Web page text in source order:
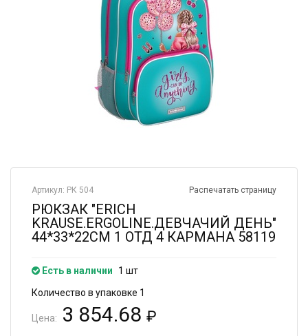
Распечатать страницу
Артикул: РК 504
РЮКЗАК "ERICH
KRAUSE.ERGOLINE.ДЕВЧАЧИЙ ДЕНЬ"
44*33*22СМ 1 ОТД 4 КАРМАНА 58119
Есть в наличии
1 шт
Количество в упаковке 1
Цена: 3 854.68 ₽